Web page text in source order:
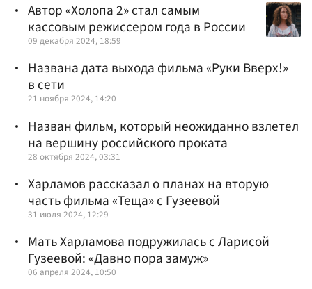
Автор «Холопа 2» стал самым
кассовым режиссером года в России
09 декабря 2024, 18:59
Названа дата выхода фильма «Руки Вверх!»
в сети
21 ноября 2024, 14:20
Назван фильм, который неожиданно взлетел
на вершину российского проката
28 октября 2024, 03:31
Харламов рассказал о планах на вторую
часть фильма «Теща» с Гузеевой
31 июля 2024, 12:29
Мать Харламова подружилась с Ларисой
Гузеевой: «Давно пора замуж»
06 апреля 2024, 10:50